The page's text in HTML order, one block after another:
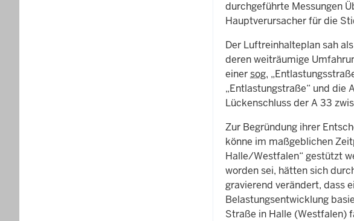
durchgeführte Messungen
Hauptverursacher für die
Der Luftreinhalteplan sah
deren weiträumige
einersog.
„Entlastungstraße“ und die
Lückenschluss der A 33
Zur Begründung ihrer
könne im maßgeblichen
Halle/Westfalen“ gestützt
worden sei, hätten sich
gravierend verändert, dass
Belastungsentwicklung
Straße in Halle (Westfalen)